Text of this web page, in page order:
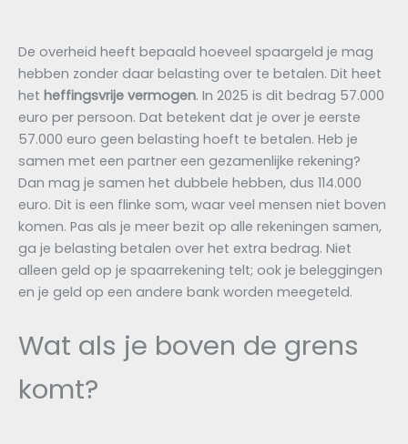
De overheid heeft bepaald hoeveel spaargeld je mag
hebben zonder daar belasting over te betalen. Dit heet
het heffingsvrije vermogen. In 2025 is dit bedrag 57.000
euro per persoon. Dat betekent dat je over je eerste
57.000 euro geen belasting hoeft te betalen. Heb je
samen met een partner een gezamenlijke rekening?
Dan mag je samen het dubbele hebben, dus 114.000
euro. Dit is een flinke som, waar veel mensen niet boven
komen. Pas als je meer bezit op alle rekeningen samen,
ga je belasting betalen over het extra bedrag. Niet
alleen geld op je spaarrekening telt; ook je beleggingen
en je geld op een andere bank worden meegeteld.
Wat als je boven de grens
komt?